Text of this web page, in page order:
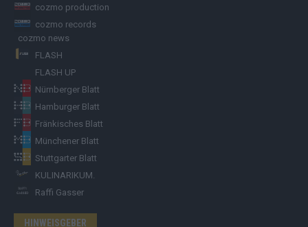
cozmo production
cozmo records
cozmo news
FLASH
FLASH UP
Nürnberger Blatt
Hamburger Blatt
Fränkisches Blatt
Münchener Blatt
Stuttgarter Blatt
KULINARIKUM.
Raffi Gasser
HINWEISGEBER